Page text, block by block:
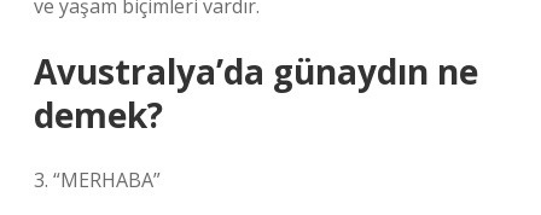
ve yaşam biçimleri vardır.
Avustralya’da günaydın ne
demek?
3. “MERHABA”